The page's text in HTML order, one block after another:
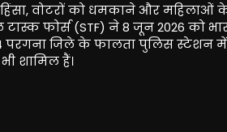
वोटरों को धमकाने और
फोर्स (STF) ने 8 जून 2026 को
जिले के फालता पुलिस स्टेशन में
शामिल हैं।